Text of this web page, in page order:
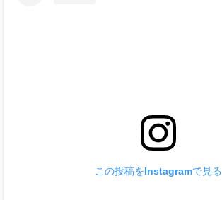
この投稿をInstagramで見る